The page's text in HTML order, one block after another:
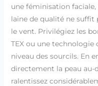
une féminisation
laine de qualité ne
le vent. Privilégiez les
TEX ou une
niveau des sourcils. En
directement la peau au-
ralentissez